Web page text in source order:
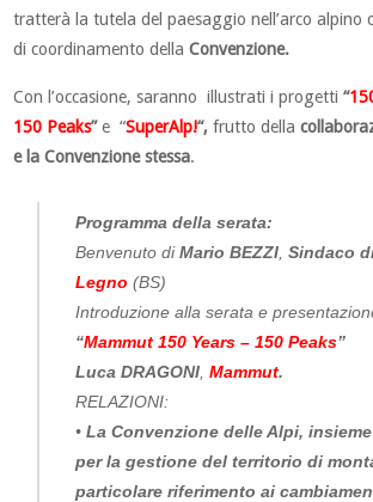
tratterà la tutela del paesaggio nell’arco alpino
di coordinamento dellaConvenzione.
Con l’occasione, saranno illustrati i progetti“
150 Peaks”e “SuperAlp!“, frutto della
e la Convenzionestessa.
Programma della serata:
Benvenuto diMario BEZZI ,Sindaco
Legno (BS)
Introduzione alla serata e
“Mammut 150 Years – 150 Peaks”
Luca DRAGONI ,Mammut.
RELAZIONI:
•La Convenzione delle Alpi,
per la gestione del territorio di
particolare riferimento ai